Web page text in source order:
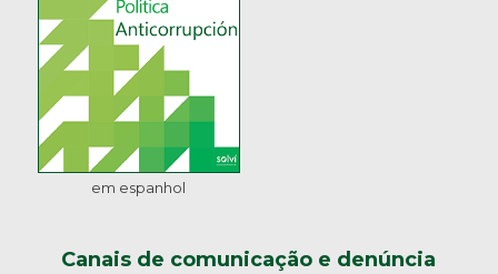
em espanhol
Canais de comunicação e denúncia